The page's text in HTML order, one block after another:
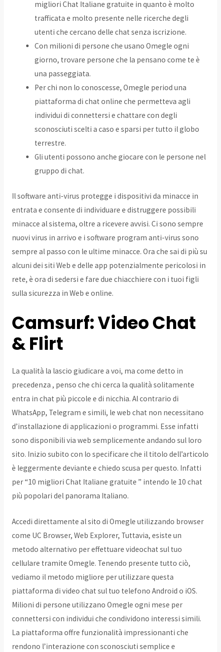
migliori Chat Italiane gratuite in quanto è molto
trafficata e molto presente nelle ricerche degli
utenti che cercano delle chat senza iscrizione.
Con milioni di persone che usano Omegle ogni
giorno, trovare persone che la pensano come te è
una passeggiata.
Per chi non lo conoscesse, Omegle period una
piattaforma di chat online che permetteva agli
individui di connettersi e chattare con degli
sconosciuti scelti a caso e sparsi per tutto il globo
terrestre.
Gli utenti possono anche giocare con le persone nel
gruppo di chat.
Il software anti-virus protegge i dispositivi da minacce in
entrata e consente di individuare e distruggere possibili
minacce al sistema, oltre a ricevere avvisi. Ci sono sempre
nuovi virus in arrivo e i software program anti-virus sono
sempre al passo con le ultime minacce. Ora che sai di più su
alcuni dei siti Web e delle app potenzialmente pericolosi in
rete, è ora di sedersi e fare due chiacchiere con i tuoi figli
sulla sicurezza in Web e online.
Camsurf: Video Chat
& Flirt
La qualità la lascio giudicare a voi, ma come detto in
precedenza , penso che chi cerca la qualità solitamente
entra in chat più piccole e di nicchia. Al contrario di
WhatsApp, Telegram e simili, le web chat non necessitano
d’installazione di applicazioni o programmi. Esse infatti
sono disponibili via web semplicemente andando sul loro
sito. Inizio subito con lo specificare che il titolo dell’articolo
è leggermente deviante e chiedo scusa per questo. Infatti
per “10 migliori Chat Italiane gratuite ” intendo le 10 chat
più popolari del panorama Italiano.
Accedi direttamente al sito di Omegle utilizzando browser
come UC Browser, Web Explorer, Tuttavia, esiste un
metodo alternativo per effettuare videochat sul tuo
cellulare tramite Omegle. Tenendo presente tutto ciò,
vediamo il metodo migliore per utilizzare questa
piattaforma di video chat sul tuo telefono Android o iOS.
Milioni di persone utilizzano Omegle ogni mese per
connettersi con individui che condividono interessi simili.
La piattaforma offre funzionalità impressionanti che
rendono l’interazione con sconosciuti semplice e